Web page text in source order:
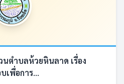
นตำบลห้วยหินลาด เรื่อง
เพื่อการ...